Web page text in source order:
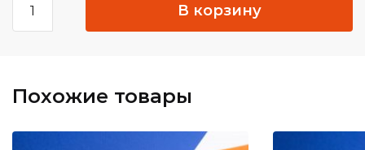
товара
В корзину
Похожие товары